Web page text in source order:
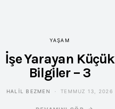
YAŞAM
İşe Yarayan Küçük
Bilgiler – 3
HALIL BEZMEN TEMMUZ 13, 2026